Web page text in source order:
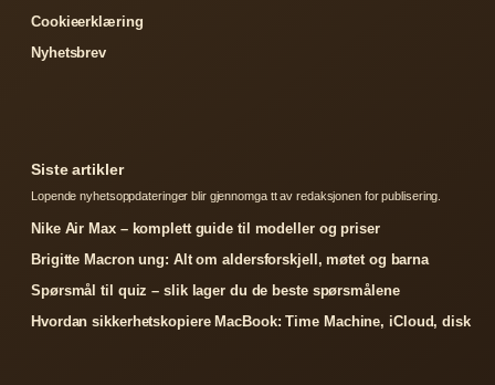
Cookieerklæring
Nyhetsbrev
Siste artikler
Lopende nyhetsoppdateringer blir gjennomga tt av redaksjonen for publisering.
Nike Air Max – komplett guide til modeller og priser
Brigitte Macron ung: Alt om aldersforskjell, møtet og barna
Spørsmål til quiz – slik lager du de beste spørsmålene
Hvordan sikkerhetskopiere MacBook: Time Machine, iCloud, disk